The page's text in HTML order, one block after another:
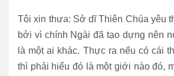
Tôi xin thưa: Sở dĩ Thiên Chúa yêu
bởi vì chính Ngài đã tạo dựng nên
là một ai khác. Thực ra nếu có cái
thì phải hiểu đó là một giới nào đó,